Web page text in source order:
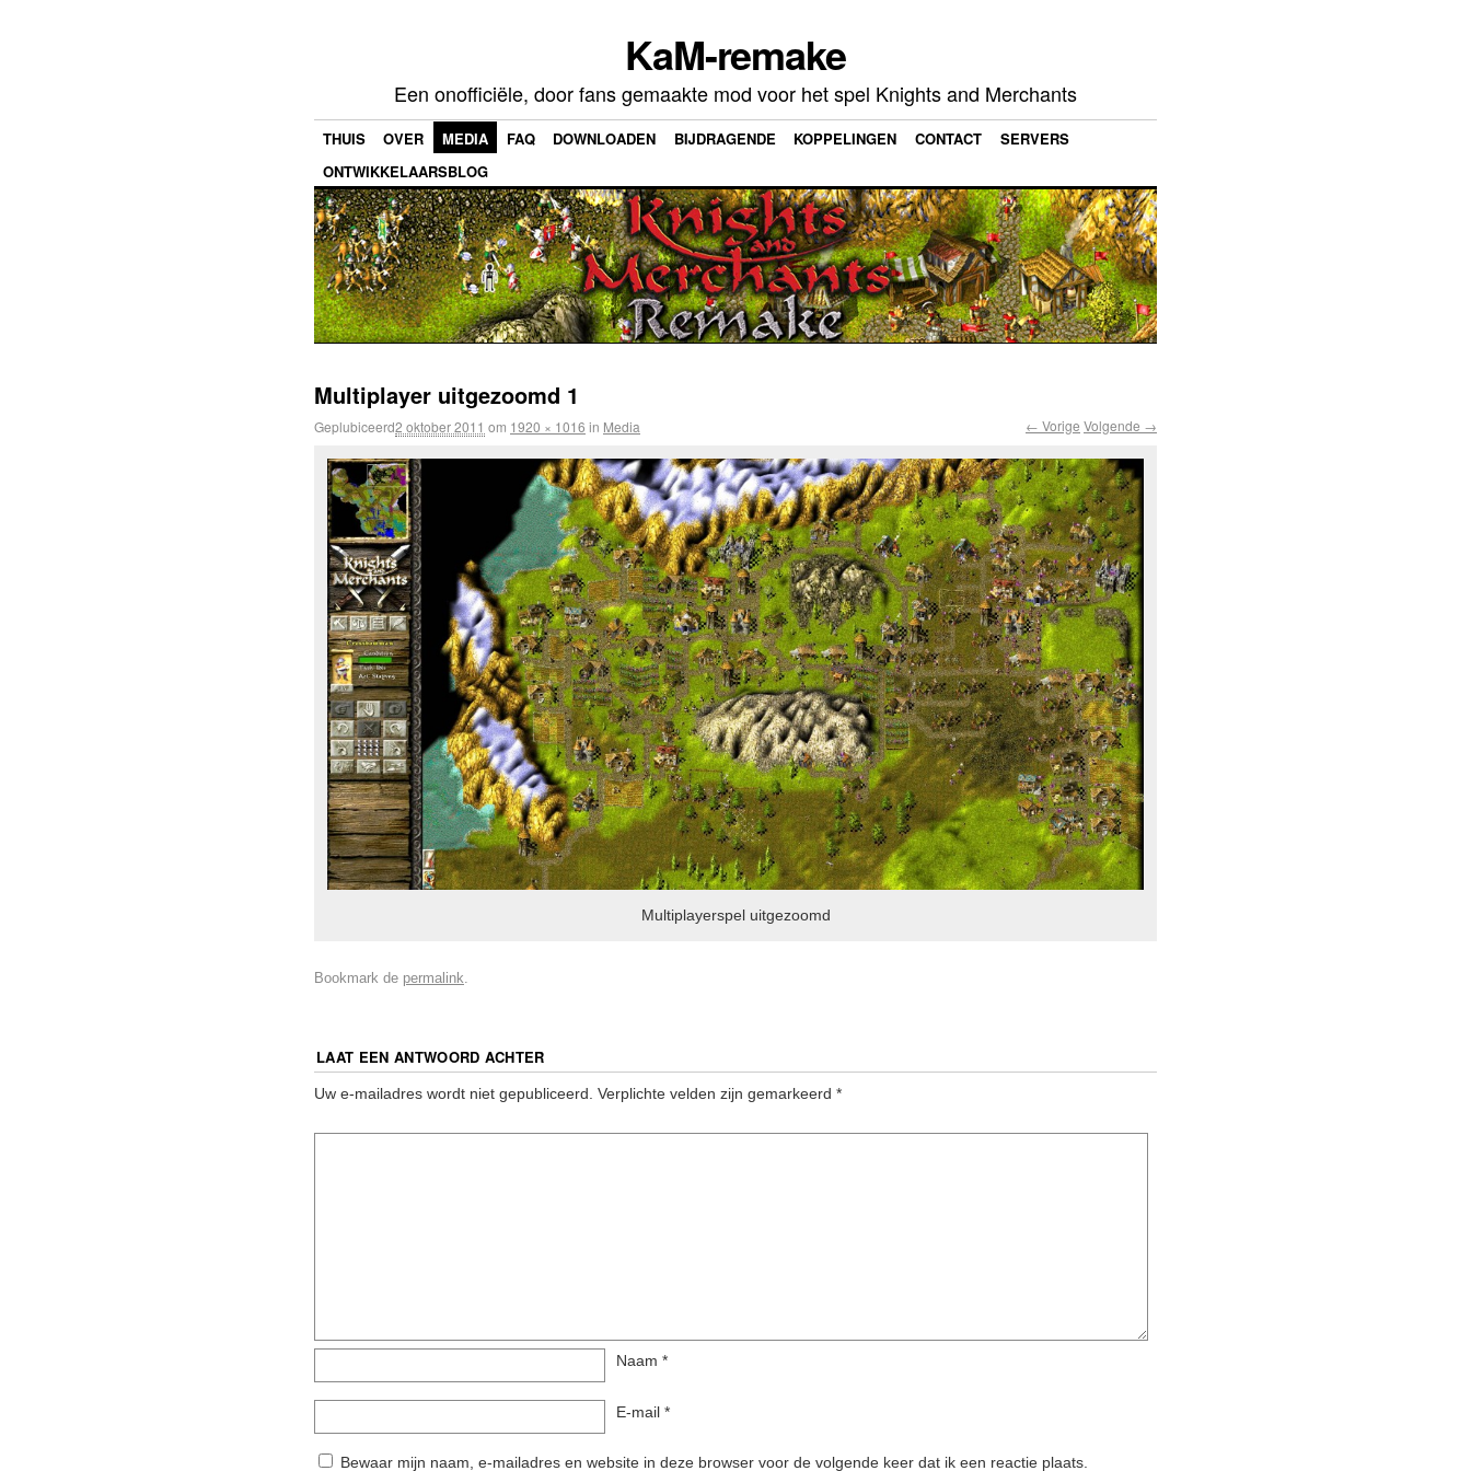
KaM-remake
Een onofficiële, door fans gemaakte mod voor het spel Knights and Merchants
THUIS OVER MEDIA FAQ DOWNLOADEN BIJDRAGENDE KOPPELINGEN CONTACT
SERVERS
ONTWIKKELAARSBLOG
Multiplayer uitgezoomd 1
Geplubiceerd2 oktober 2011 om 1920 × 1016 in Media ← Vorige Volgende →
Multiplayerspel uitgezoomd
Bookmark de permalink.
LAAT EEN ANTWOORD ACHTER
Uw e-mailadres wordt niet gepubliceerd. Verplichte velden zijn gemarkeerd *
Naam *
E-mail *
Bewaar mijn naam, e-mailadres en website in deze browser voor de volgende keer dat ik een reactie plaats.